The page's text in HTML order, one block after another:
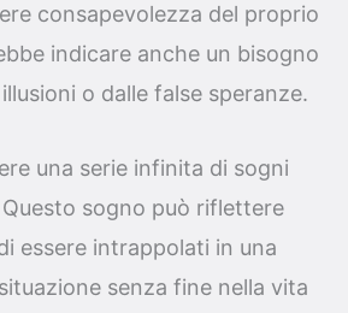
consapevolezza del proprio
indicare anche un bisogno
o dalle false speranze.
una serie infinita di sogni
sogno può riflettere
essere intrappolati in una
senza fine nella vita